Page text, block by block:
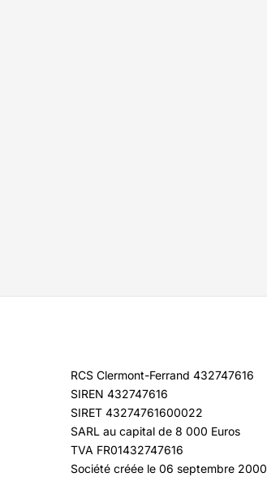
RCS Clermont-Ferrand 432747616
SIREN 432747616
SIRET 43274761600022
SARL au capital de 8 000 Euros
TVA FR01432747616
Société créée le 06 septembre 2000